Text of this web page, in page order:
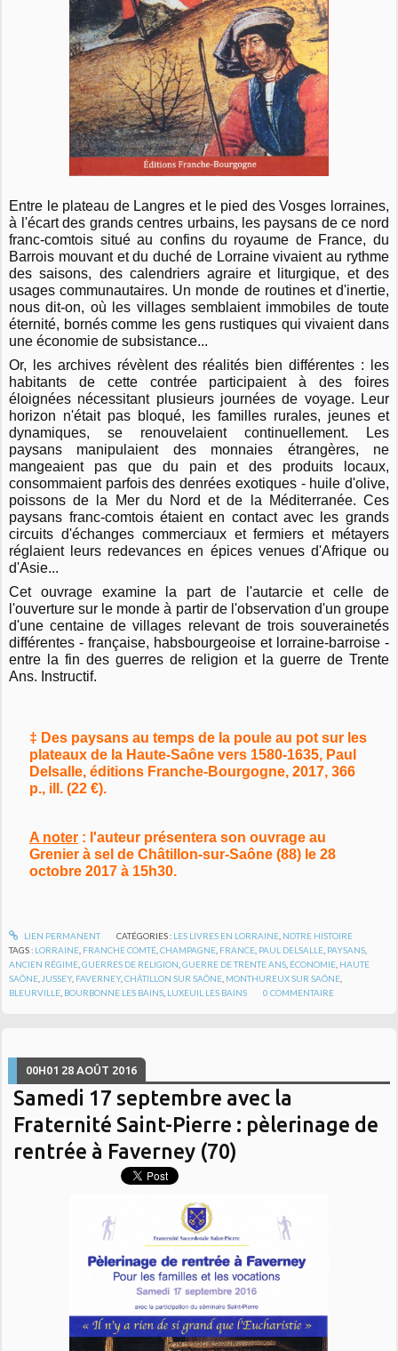
Entre le plateau de Langres et le pied des Vosges lorraines,
à l'écart des grands centres urbains, les paysans de ce nord
franc-comtois situé au confins du royaume de France, du
Barrois mouvant et du duché de Lorraine vivaient au rythme
des saisons, des calendriers agraire et liturgique, et des
usages communautaires. Un monde de routines et d'inertie,
nous dit-on, où les villages semblaient immobiles de toute
éternité, bornés comme les gens rustiques qui vivaient dans
une économie de subsistance...
Or, les archives révèlent des réalités bien différentes : les
habitants de cette contrée participaient à des foires
éloignées nécessitant plusieurs journées de voyage. Leur
horizon n'était pas bloqué, les familles rurales, jeunes et
dynamiques, se renouvelaient continuellement. Les
paysans manipulaient des monnaies étrangères, ne
mangeaient pas que du pain et des produits locaux,
consommaient parfois des denrées exotiques - huile d'olive,
poissons de la Mer du Nord et de la Méditerranée. Ces
paysans franc-comtois étaient en contact avec les grands
circuits d'échanges commerciaux et fermiers et métayers
réglaient leurs redevances en épices venues d'Afrique ou
d'Asie...
Cet ouvrage examine la part de l'autarcie et celle de
l'ouverture sur le monde à partir de l'observation d'un groupe
d'une centaine de villages relevant de trois souverainetés
différentes - française, habsbourgeoise et lorraine-barroise -
entre la fin des guerres de religion et la guerre de Trente
Ans. Instructif.
‡ Des paysans au temps de la poule au pot sur les
plateaux de la Haute-Saône vers 1580-1635, Paul
Delsalle, éditions Franche-Bourgogne, 2017, 366
p., ill. (22 €).
A noter: l'auteur présentera son ouvrage au
Grenier à sel de Châtillon-sur-Saône (88) le 28
octobre 2017 à 15h30.
LIEN PERMANENT CATÉGORIES : LES LIVRES EN LORRAINE, NOTRE HISTOIRE
TAGS : LORRAINE FRANCHE COMTÉ ,CHAMPAGNE FRANCE PAUL DELSALLE PAYSANS
ANCIEN RÉGIME ,GUERRES DE RELIGION ,GUERRE DE TRENTE ANS ÉCONOMIE HAUTE
SAÔNE JUSSEY, FAVERNEY,CHÂTILLON SUR SAÔNE MONTHUREUX SUR SAÔNE
BLEURVILLE BOURBONNE LES BAINS LUXEUIL LES BAINS 0 COMMENTAIRE
00H01 28 AOÛT 2016
Samedi 17 septembre avec la
Fraternité Saint-Pierre : pèlerinage de
rentrée à Faverney (70)